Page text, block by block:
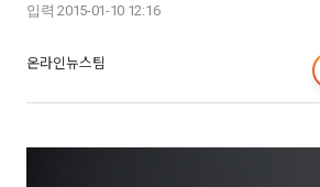
입력 2015-01-10 12:16
온라인뉴스팀